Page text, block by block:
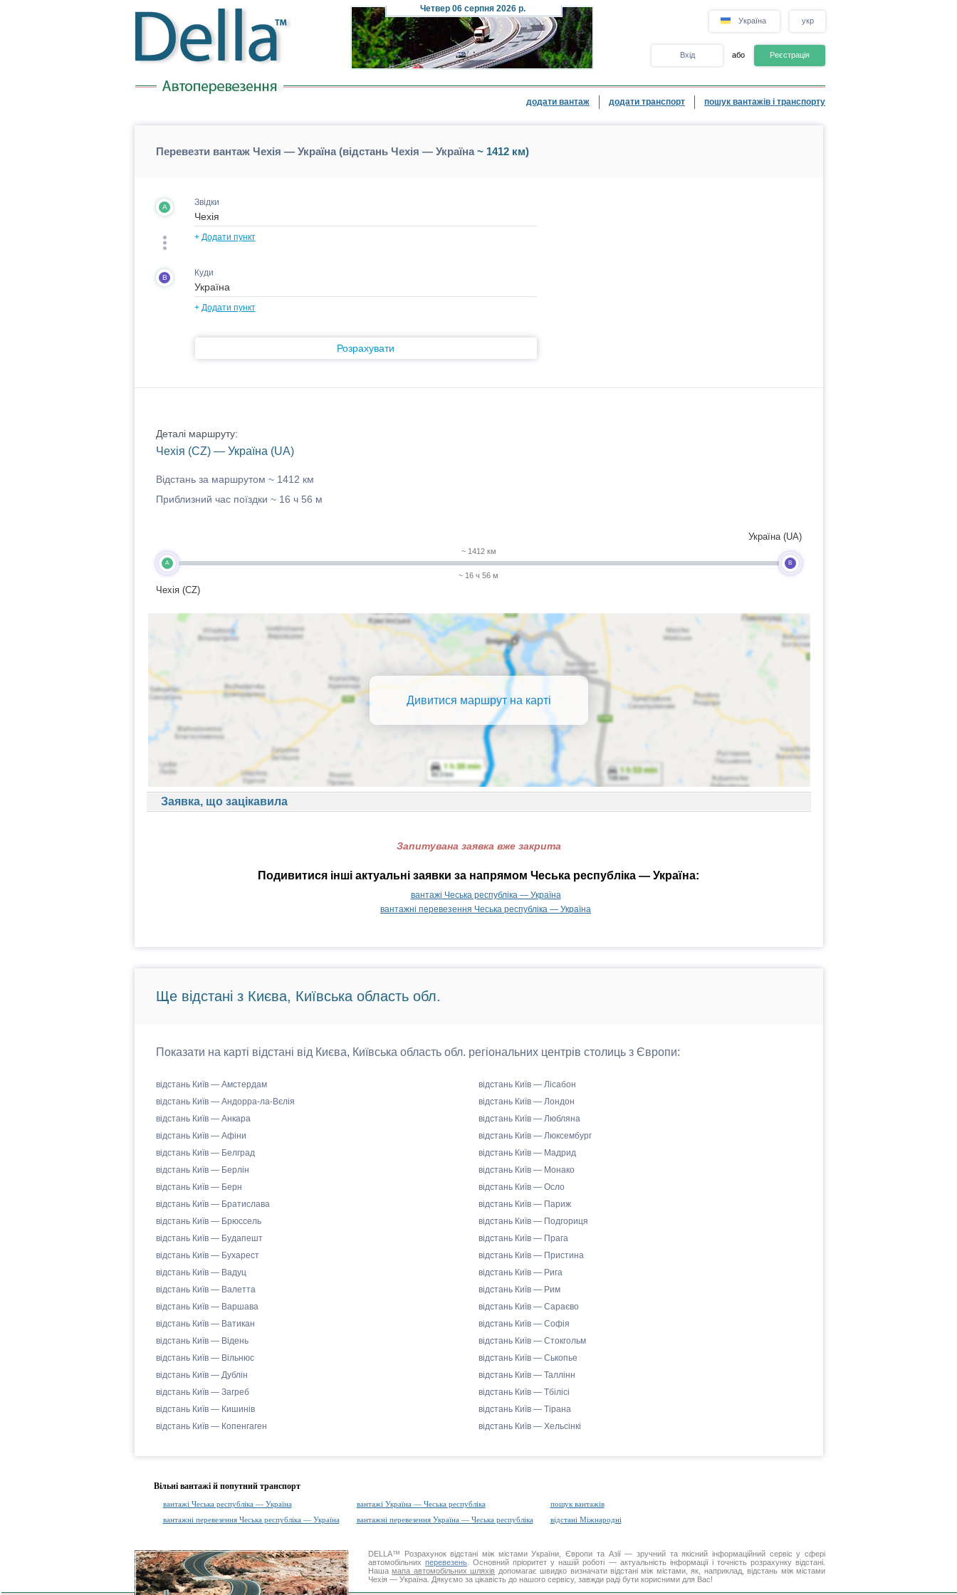
Четвер 06 серпня 2026 р.
Україна укр
Вхід або Реєстрація
додати вантаж додати транспорт пошук вантажів і транспорту
Перевезти вантаж Чехія — Україна (відстань Чехія — Україна~ 1412 км)
A Звідки
+ Додати пункт
B Куди
+ Додати пункт
Розрахувати
Деталі маршруту:
Чехія (CZ) — Україна (UA)
Відстань за маршрутом ~ 1412 км
Приблизний час поїздки ~ 16 ч 56 м
A
Чехія (CZ)
~ 1412 км
~ 16 ч 56 м
B
Україна (UA)
Дивитися маршрут на карті
Заявка, що зацікавила
Запитувана заявка вже закрита
Подивитися інші актуальні заявки за напрямом Чеська республіка — Україна:
вантажі Чеська республіка — Україна
вантажні перевезення Чеська республіка — Україна
Ще відстані з Києва, Київська область обл.
Показати на карті відстані від Києва, Київська область обл. регіональних центрів столиць з Європи:
відстань Київ — Амстердам
відстань Київ — Андорра-ла-Вєлія
відстань Київ — Анкара
відстань Київ — Афіни
відстань Київ — Белград
відстань Київ — Берлін
відстань Київ — Берн
відстань Київ — Братислава
відстань Київ — Брюссель
відстань Київ — Будапешт
відстань Київ — Бухарест
відстань Київ — Вадуц
відстань Київ — Валетта
відстань Київ — Варшава
відстань Київ — Ватикан
відстань Київ — Відень
відстань Київ — Вільнюс
відстань Київ — Дублін
відстань Київ — Загреб
відстань Київ — Кишинів
відстань Київ — Копенгаген
відстань Київ — Лісабон
відстань Київ — Лондон
відстань Київ — Любляна
відстань Київ — Люксембург
відстань Київ — Мадрид
відстань Київ — Монако
відстань Київ — Осло
відстань Київ — Париж
відстань Київ — Подгориця
відстань Київ — Прага
відстань Київ — Пристина
відстань Київ — Рига
відстань Київ — Рим
відстань Київ — Сараєво
відстань Київ — Софія
відстань Київ — Стокгольм
відстань Київ — Ськопье
відстань Київ — Таллінн
відстань Київ — Тбілісі
відстань Київ — Тірана
відстань Київ — Хельсінкі
Вільні вантажі й попутний транспорт
вантажі Чеська республіка — Україна вантажі Україна — Чеська республіка
пошук вантажів
вантажні перевезення Чеська республіка — Україна
вантажні перевезення Україна — Чеська республіка відстані Міжнародні
DELLA™ Розрахунок відстані між містами України, Європи та Азії — зручний та якісний інформаційний сервіс у сфері
автомобільнихперевезень . Основний пріоритет у нашій роботі — актуальність інформації і точність розрахунку відстані.
Нашамапа автомобільних шляхів допомагає швидко визначати відстані між містами, як, наприклад, відстань між містами
Чехія — Україна. Дякуємо за цікавість до нашого сервісу, завжди раді бути корисними для Вас!